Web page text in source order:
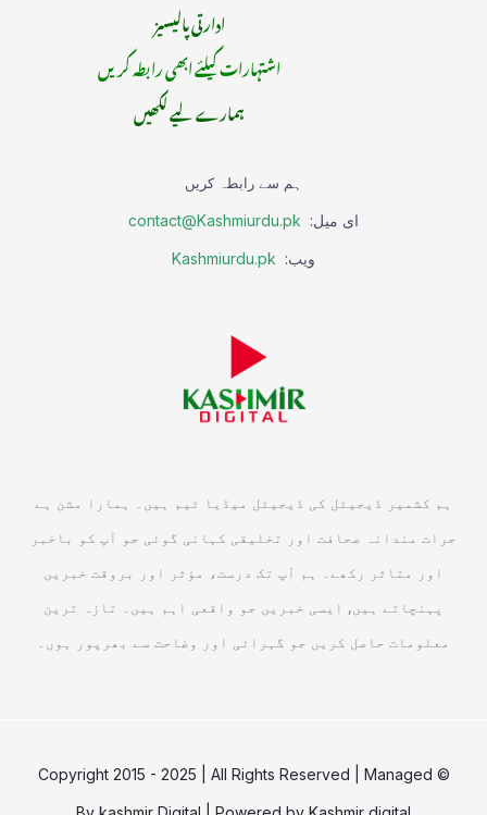
ادارتی پالیسیز
اشتہارات کیلئے ابھی رابطہ کریں
ہمارے لیے لکھیں
ہم سے رابطہ کریں
ای میل: contact@Kashmiurdu.pk
ویب: Kashmiurdu.pk
ہم کشمیر ڈیجیٹل کی ڈیجیٹل میڈیا ٹیم ہیں۔ ہمارا مشن ہے
جرات مندانہ صحافت اور تخلیقی کہانی گوئی جو آپ کو باخبر
اور متاثر رکھے۔ ہم آپ تک درست، مؤثر اور بروقت خبریں
پہنچاتے ہیں, ایسی خبریں جو واقعی اہم ہیں۔ تازہ ترین
معلومات حاصل کریں جو گہرائی اور وضاحت سے بھرپور ہوں۔
© Copyright 2015 - 2025 | All Rights Reserved | Managed